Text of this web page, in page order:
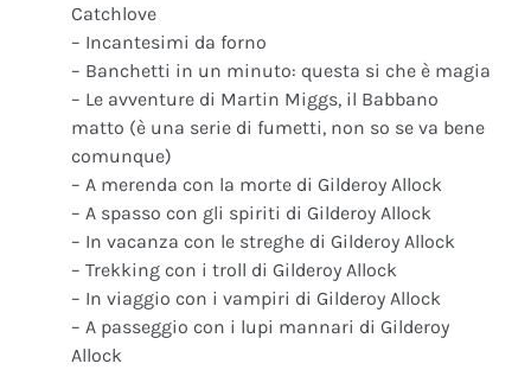
Catchlove
– Incantesimi da forno
– Banchetti in un minuto: questa si che è magia
– Le avventure di Martin Miggs, il Babbano
matto (è una serie di fumetti, non so se va bene
comunque)
– A merenda con la morte di Gilderoy Allock
– A spasso con gli spiriti di Gilderoy Allock
– In vacanza con le streghe di Gilderoy Allock
– Trekking con i troll di Gilderoy Allock
– In viaggio con i vampiri di Gilderoy Allock
– A passeggio con i lupi mannari di Gilderoy
Allock